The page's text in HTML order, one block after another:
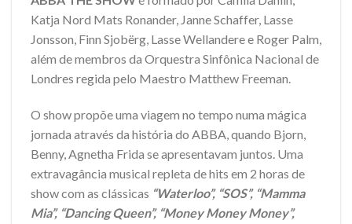
Katja Nord Mats Ronander, Janne Schaffer, Lasse
Jonsson, Finn Sjobërg, Lasse Wellandere e Roger Palm,
além de membros da Orquestra Sinfônica Nacional de
Londres regida pelo Maestro Matthew Freeman.
O show propõe uma viagem no tempo numa mágica
jornada através da história do ABBA, quando Bjorn,
Benny, Agnetha Frida se apresentavam juntos. Uma
extravagância musical repleta de hits em 2 horas de
show com as clássicas “Waterloo”, “SOS”, “Mamma
Mia”, “Dancing Queen”, “Money Money Money”,